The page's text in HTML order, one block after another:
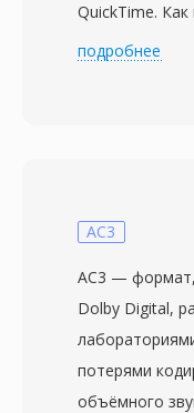
QuickTime.
MOV стал
хранит
информацию о
кодеков —
Intermediate
подробнее
AC3
AC3 — формат,
Dolby Digital,
потерями
объёмного